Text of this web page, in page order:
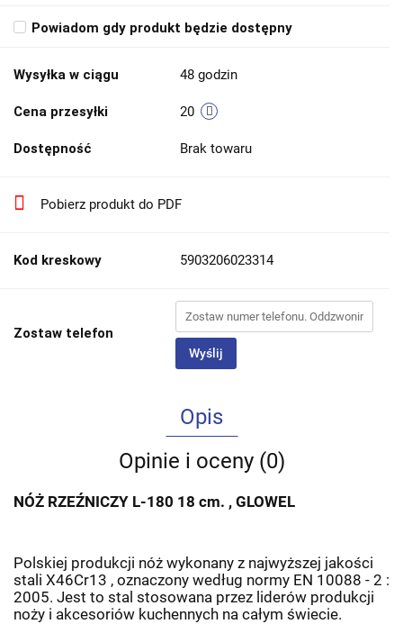
Powiadom gdy produkt będzie dostępny
Wysyłka w ciągu 48 godzin
Cena przesyłki 20
Dostępność Brak towaru
Pobierz produkt do PDF
Kod kreskowy 5903206023314
Zostaw telefon
Wyślij
Opis
Opinie i oceny (0)
NÓŻ RZEŹNICZY L-180 18 cm. , GLOWEL
Polskiej produkcji nóż wykonany z najwyższej jakości
stali X46Cr13 , oznaczony według normy EN 10088 - 2 :
2005. Jest to stal stosowana przez liderów produkcji
noży i akcesoriów kuchennych na całym świecie.